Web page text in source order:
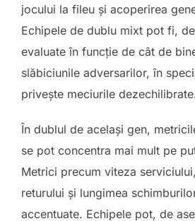
jocului la fileu și acoperirea
Echipele de dublu mixt pot fi,
evaluate în funcție de cât de
slăbiciunile adversarilor, în
privește meciurile
În dublul de același gen,
se pot concentra mai mult pe
Metrici precum viteza
returului și lungimea
accentuate. Echipele pot, de